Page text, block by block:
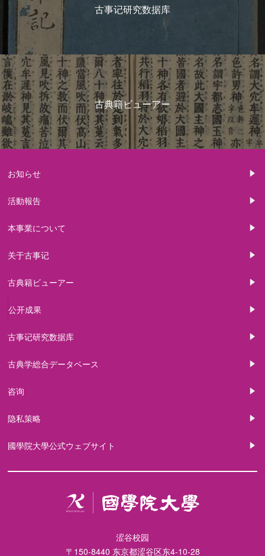
古事记研究数据库
古典籍ビューアー
お知らせ
活動報告
本事業について
关于古事记
古典籍ビューアー
公开成果
古事记研究数据库
古典学総合データベース
咨询
隐私策略
國學院大學公式ウェブサイト
涩谷校园
〒150-8440 东京都涩谷区东4-10-28